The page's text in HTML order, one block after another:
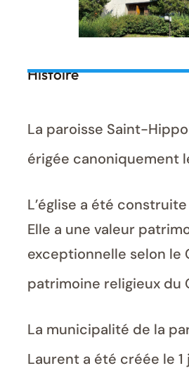
Histoire
La paroisse Saint-
érigée canoniquement
L’église a été
Elle a une valeur
exceptionnelle selon le
patrimoine religieux du
La municipalité de la
Laurent a été créée le 1